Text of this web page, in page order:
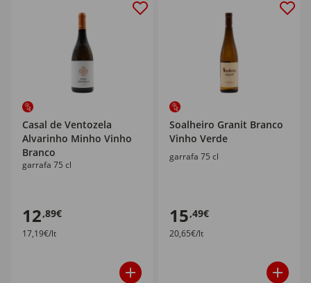
Casal de Ventozela
Alvarinho Minho Vinho
Branco
garrafa 75 cl
12,89€
17,19€/lt
Soalheiro Granit Branco
Vinho Verde
garrafa 75 cl
15,49€
20,65€/lt